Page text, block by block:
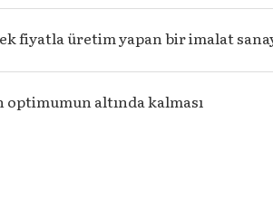
fiyatla üretim yapan bir imalat
altında kalması